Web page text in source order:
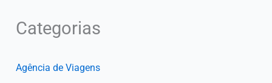
Categorias
Agência de Viagens